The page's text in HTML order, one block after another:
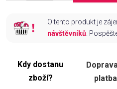
O tento produkt je
návštěvníků.
Kdy dostanu
zboží?
platba